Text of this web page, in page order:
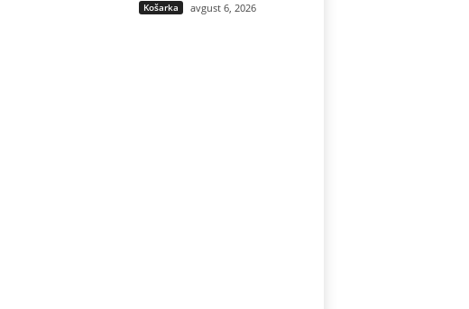
Košarka avgust 6, 2026